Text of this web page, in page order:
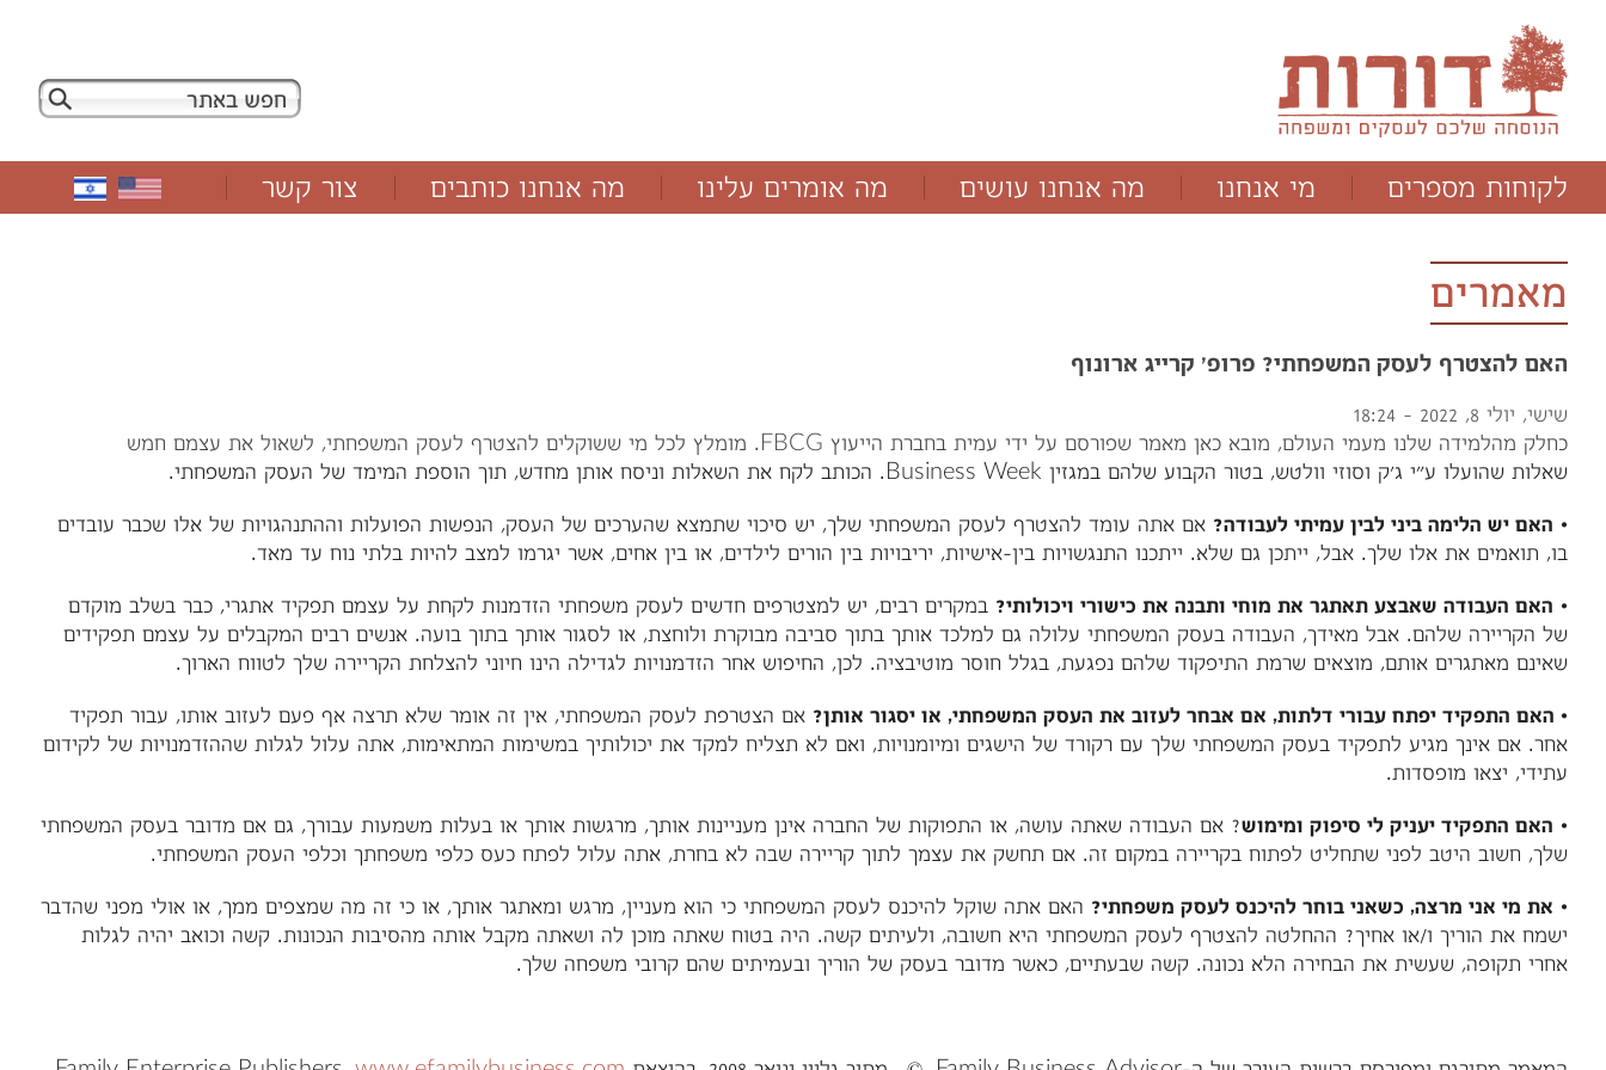
לקוחות מספרים מי אנחנו מה אנחנו עושים מה אומרים עלינו מה אנחנו כותבים צור קשר
מאמרים
האם להצטרף לעסק המשפחתי? פרופ' קרייג ארונוף
שישי, יולי 8, 2022 - 18:24
כחלק מהלמידה שלנו מעמי העולם, מובא כאן מאמר שפורסם על ידי עמית בחברת הייעוץ FBCG. מומלץ לכל מי ששוקלים להצטרף לעסק המשפחתי, לשאול את עצמם חמש
שאלות שהועלו ע"י ג'ק וסוזי וולטש, בטור הקבוע שלהם במגזין Business Week. הכותב לקח את השאלות וניסח אותן מחדש, תוך הוספת המימד של העסק המשפחתי.
• האם יש הלימה ביני לבין עמיתי לעבודה? אם אתה עומד להצטרף לעסק המשפחתי שלך, יש סיכוי שתמצא שהערכים של העסק, הנפשות הפועלות וההתנהגויות של אלו שכבר עובדים
בו, תואמים את אלו שלך. אבל, ייתכן גם שלא. ייתכנו התנגשויות בין-אישיות, יריבויות בין הורים לילדים, או בין אחים, אשר יגרמו למצב להיות בלתי נוח עד מאד.
• האם העבודה שאבצע תאתגר את מוחי ותבנה את כישורי ויכולותי? במקרים רבים, יש למצטרפים חדשים לעסק משפחתי הזדמנות לקחת על עצמם תפקיד אתגרי, כבר בשלב מוקדם
של הקריירה שלהם. אבל מאידך, העבודה בעסק המשפחתי עלולה גם למלכד אותך בתוך סביבה מבוקרת ולוחצת, או לסגור אותך בתוך בועה. אנשים רבים המקבלים על עצמם תפקידים
שאינם מאתגרים אותם, מוצאים שרמת התיפקוד שלהם נפגעת, בגלל חוסר מוטיבציה. לכן, החיפוש אחר הזדמנויות לגדילה הינו חיוני להצלחת הקריירה שלך לטווח הארוך.
• האם התפקיד יפתח עבורי דלתות, אם אבחר לעזוב את העסק המשפחתי, או יסגור אותן? אם הצטרפת לעסק המשפחתי, אין זה אומר שלא תרצה אף פעם לעזוב אותו, עבור תפקיד
אחר. אם אינך מגיע לתפקיד בעסק המשפחתי שלך עם רקורד של הישגים ומיומנויות, ואם לא תצליח למקד את יכולותיך במשימות המתאימות, אתה עלול לגלות שההזדמנויות של לקידום
עתידי, יצאו מופסדות.
• האם התפקיד יעניק לי סיפוק ומימוש? אם העבודה שאתה עושה, או התפוקות של החברה אינן מעניינות אותך, מרגשות אותך או בעלות משמעות עבורך, גם אם מדובר בעסק המשפחתי
שלך, חשוב היטב לפני שתחליט לפתוח בקריירה במקום זה. אם תחשק את עצמך לתוך קריירה שבה לא בחרת, אתה עלול לפתח כעס כלפי משפחתך וכלפי העסק המשפחתי.
• את מי אני מרצה, כשאני בוחר להיכנס לעסק משפחתי? האם אתה שוקל להיכנס לעסק המשפחתי כי הוא מעניין, מרגש ומאתגר אותך, או כי זה מה שמצפים ממך, או אולי מפני שהדבר
ישמח את הוריך ו/או אחיך? ההחלטה להצטרף לעסק המשפחתי היא חשובה, ולעיתים קשה. היה בטוח שאתה מוכן לה ושאתה מקבל אותה מהסיבות הנכונות. קשה וכואב יהיה לגלות
אחרי תקופה, שעשית את הבחירה הלא נכונה. קשה שבעתיים, כאשר מדובר בעסק של הוריך ובעמיתים שהם קרובי משפחה שלך.